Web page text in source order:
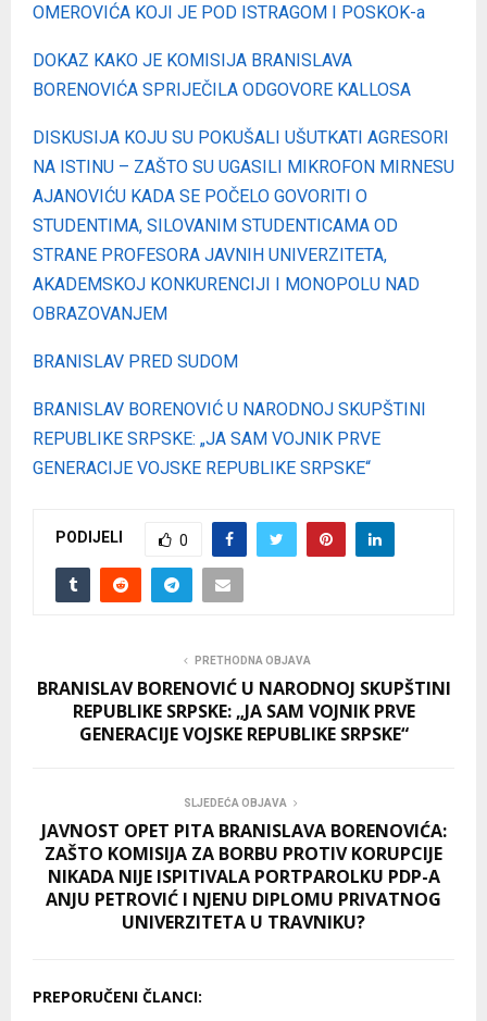
OMEROVIĆA KOJI JE POD ISTRAGOM I POSKOK-a
DOKAZ KAKO JE KOMISIJA BRANISLAVA
BORENOVIĆA SPRIJEČILA ODGOVORE KALLOSA
DISKUSIJA KOJU SU POKUŠALI UŠUTKATI AGRESORI
NA ISTINU – ZAŠTO SU UGASILI MIKROFON MIRNESU
AJANOVIĆU KADA SE POČELO GOVORITI O
STUDENTIMA, SILOVANIM STUDENTICAMA OD
STRANE PROFESORA JAVNIH UNIVERZITETA,
AKADEMSKOJ KONKURENCIJI I MONOPOLU NAD
OBRAZOVANJEM
BRANISLAV PRED SUDOM
BRANISLAV BORENOVIĆ U NARODNOJ SKUPŠTINI
REPUBLIKE SRPSKE: „JA SAM VOJNIK PRVE
GENERACIJE VOJSKE REPUBLIKE SRPSKE“
PODIJELI 0
PRETHODNA OBJAVA
BRANISLAV BORENOVIĆ U NARODNOJ SKUPŠTINI
REPUBLIKE SRPSKE: „JA SAM VOJNIK PRVE
GENERACIJE VOJSKE REPUBLIKE SRPSKE“
SLJEDEĆA OBJAVA
JAVNOST OPET PITA BRANISLAVA BORENOVIĆA:
ZAŠTO KOMISIJA ZA BORBU PROTIV KORUPCIJE
NIKADA NIJE ISPITIVALA PORTPAROLKU PDP-A
ANJU PETROVIĆ I NJENU DIPLOMU PRIVATNOG
UNIVERZITETA U TRAVNIKU?
PREPORUČENI ČLANCI: